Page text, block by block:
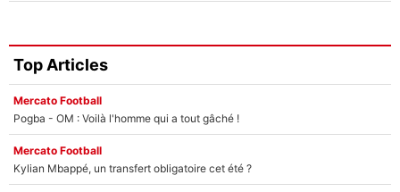
Top Articles
Mercato Football
Pogba - OM : Voilà l'homme qui a tout gâché !
Mercato Football
Kylian Mbappé, un transfert obligatoire cet été ?